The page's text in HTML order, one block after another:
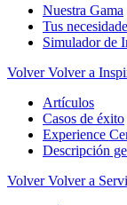
Nuestra Gama
Tus
Simulador de
Volver Volver a
Artículos
Casos de éxito
Experience
Descripción
Volver Volver a